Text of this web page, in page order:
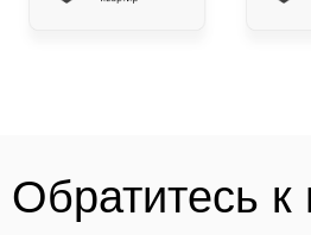
Обратитесь к